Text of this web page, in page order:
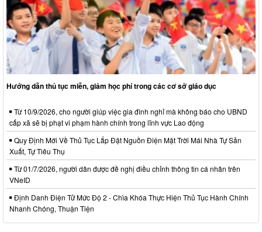
Hướng dẫn thủ tục miễn, giảm học phí trong các cơ sở giáo dục
Từ 10/9/2026, cho người giúp việc gia đình nghỉ mà không báo cho UBND
cấp xã sẽ bị phạt vi phạm hành chính trong lĩnh vực Lao động
Quy Định Mới Về Thủ Tục Lắp Đặt Nguồn Điện Mặt Trời Mái Nhà Tự Sản
Xuất, Tự Tiêu Thụ
Từ 01/7/2026, người dân được đề nghị điều chỉnh thông tin cá nhân trên
VNeID
Định Danh Điện Tử Mức Độ 2 - Chìa Khóa Thực Hiện Thủ Tục Hành Chính
Nhanh Chóng, Thuận Tiện